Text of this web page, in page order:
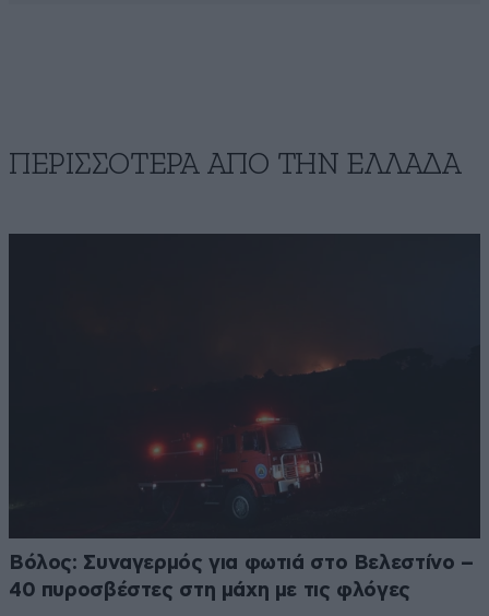
ΠΕΡΙΣΣΟΤΕΡΑ ΑΠΟ ΤΗΝ ΕΛΛΑΔΑ
Βόλος: Συναγερμός για φωτιά στο Βελεστίνο –
40 πυροσβέστες στη μάχη με τις φλόγες